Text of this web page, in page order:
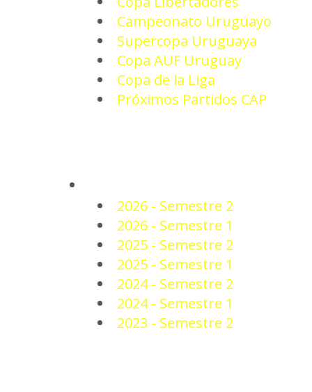
Campeonato Uruguayo
Supercopa Uruguaya
Copa AUF Uruguay
Copa de la Liga
Próximos Partidos CAP
2026 - Semestre 2
2026 - Semestre 1
2025 - Semestre 2
2025 - Semestre 1
2024 - Semestre 2
2024 - Semestre 1
2023 - Semestre 2